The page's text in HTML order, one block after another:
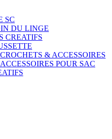
SC
DU LINGE
CREATIFS
& ACCESSOIRES
POUR SAC